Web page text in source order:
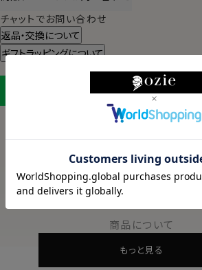
チャットでお問い合わせ
返品・交換について
ギフトラッピングについて
LINEに保存する
ABOUT PRODUCT
商品について
もっと見る